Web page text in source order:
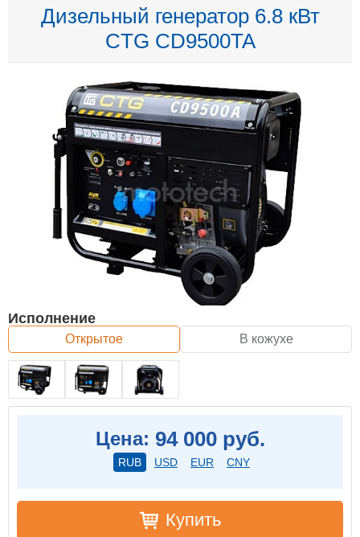
Дизельный генератор 6.8 кВт
CTG CD9500TA
Исполнение
Открытое В кожухе
Цена: 94 000 руб.
RUB USD EUR CNY
Купить